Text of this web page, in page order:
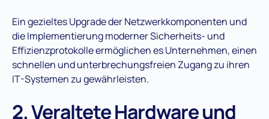
Ein gezieltes Upgrade der Netzwerkkomponenten und
die Implementierung moderner Sicherheits- und
Effizienzprotokolle ermöglichen es Unternehmen, einen
schnellen und unterbrechungsfreien Zugang zu ihren
IT-Systemen zu gewährleisten.
2. Veraltete Hardware und